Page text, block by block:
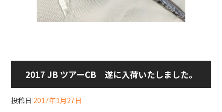
2017 JB ツアーCB 遂に入荷いたしました。
投稿日 2017年1月27日